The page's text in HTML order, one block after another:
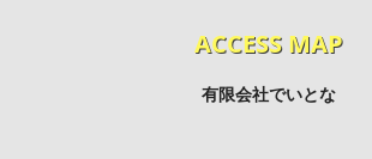
ACCESS MAP
有限会社でいとな